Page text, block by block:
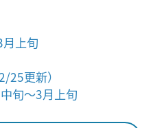
上旬
25更新）
旬～3月上旬